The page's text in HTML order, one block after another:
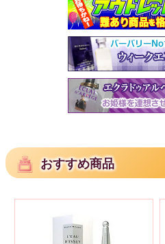
おすすめ商品